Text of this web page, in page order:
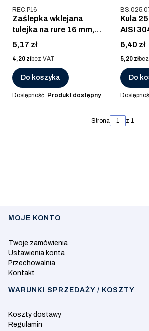
Kod produktu
REC.P16
Zaślepka wklejana
tulejka na rure 16 mm,
AISI 304, POLER
Cena
5,17 zł
Cena
4,20 złbez VAT
Do koszyka
Dostępność: Produkt dostępny
Kod
Kula
AISI
Cena
6,40 zł
Cena
5,20 zł
Do
Strona z 1
Linki w stopce
MOJE KONTO
Twoje zamówienia
Ustawienia konta
Przechowalnia
Kontakt
WARUNKI SPRZEDAŻY / KOSZTY
Koszty dostawy
Regulamin